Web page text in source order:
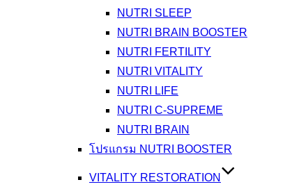
NUTRI SLEEP
NUTRI BRAIN BOOSTER
NUTRI FERTILITY
NUTRI VITALITY
NUTRI LIFE
NUTRI C-SUPREME
NUTRI BRAIN
โปรแกรม NUTRI BOOSTER
VITALITY RESTORATION